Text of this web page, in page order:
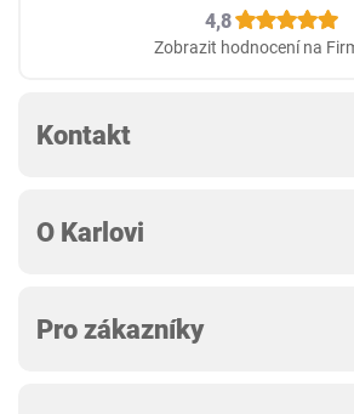
4,8
Zobrazit hodnocení na
Kontakt
O Karlovi
Pro zákazníky